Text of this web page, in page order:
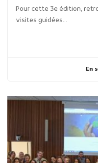
Pour cette 3e édition,
visites guidées...
En